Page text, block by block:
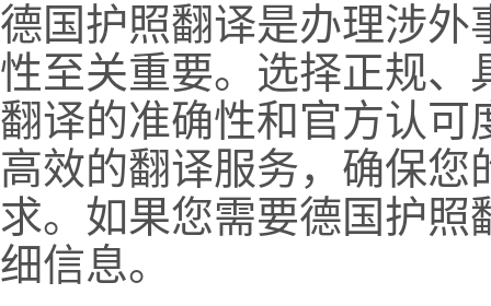
德国护照翻译是办理涉外
性至关重要。选择正规、
翻译的准确性和官方认可
高效的翻译服务，确保
求。如果您需要德国护
细信息。